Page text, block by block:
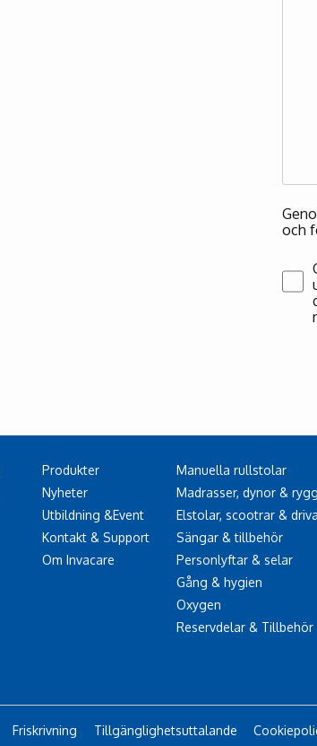
och
Produkter
Nyheter
Utbildning &Event
Kontakt & Support
Om Invacare
Manuella rullstolar
Madrasser, dynor &
Elstolar, scootrar &
Sängar & tillbehör
Personlyftar & selar
Gång & hygien
Oxygen
Reservdelar & Tillbehör
Friskrivning Tillgänglighetsuttalande